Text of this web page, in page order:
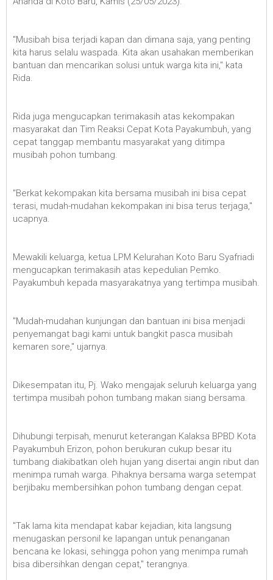
"Musibah bisa terjadi kapan dan dimana saja, yang penting
kita harus selalu waspada. Kita akan usahakan memberikan
bantuan dan mencarikan solusi untuk warga kita ini," kata
Rida.
Rida juga mengucapkan terimakasih atas kekompakan
masyarakat dan Tim Reaksi Cepat Kota Payakumbuh, yang
cepat tanggap membantu masyarakat yang ditimpa
musibah pohon tumbang.
"Berkat kekompakan kita bersama musibah ini bisa cepat
terasi, mudah-mudahan kekompakan ini bisa terus terjaga,"
ucapnya.
Mewakili keluarga, ketua LPM Kelurahan Koto Baru Syafriadi
mengucapkan terimakasih atas kepedulian Pemko.
Payakumbuh kepada masyarakatnya yang tertimpa musibah.
"Mudah-mudahan kunjungan dan bantuan ini bisa menjadi
penyemangat bagi kami untuk bangkit pasca musibah
kemaren sore," ujarnya.
Dikesempatan itu, Pj. Wako mengajak seluruh keluarga yang
tertimpa musibah pohon tumbang makan siang bersama.
Dihubungi terpisah, menurut keterangan Kalaksa BPBD Kota
Payakumbuh Erizon, pohon berukuran cukup besar itu
tumbang diakibatkan oleh hujan yang disertai angin ribut dan
menimpa rumah warga. Pihaknya bersama warga setempat
berjibaku membersihkan pohon tumbang dengan cepat.
"Tak lama kita mendapat kabar kejadian, kita langsung
menugaskan personil ke lapangan untuk penanganan
bencana ke lokasi, sehingga pohon yang menimpa rumah
bisa dibersihkan dengan cepat," terangnya.